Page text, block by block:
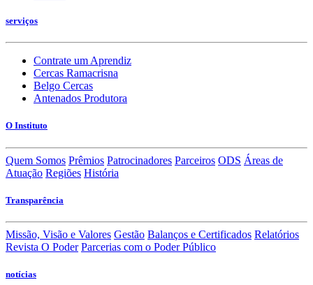
serviços
Contrate um Aprendiz
Cercas Ramacrisna
Belgo Cercas
Antenados Produtora
O Instituto
Quem Somos Prêmios Patrocinadores Parceiros ODS Áreas de
Atuação Regiões História
Transparência
Missão, Visão e Valores Gestão Balanços e Certificados Relatórios
Revista O Poder Parcerias com o Poder Público
notícias